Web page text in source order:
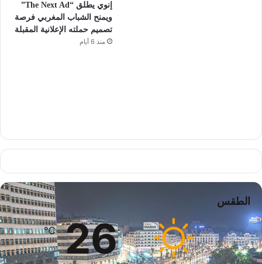
إنوي يطلق “The Next Ad”
ويمنح الشباب المغربي فرصة
تصميم حملته الإعلانية المقبلة
منذ 6 أيام
الطقس
26
℃